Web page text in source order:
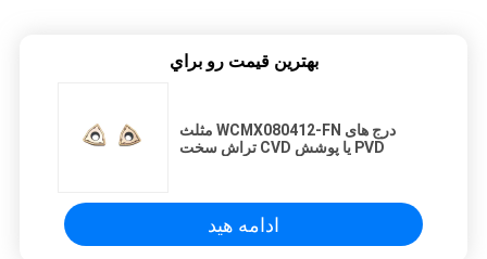
بهترين قيمت رو براي
مثلث WCMX080412-FN درج های
تراش سخت CVD یا پوشش PVD
ادامه هید